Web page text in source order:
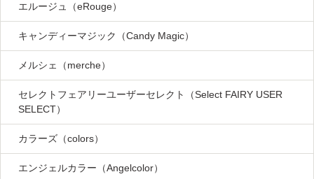
エルージュ（eRouge）
キャンディーマジック（Candy Magic）
メルシェ（merche）
セレクトフェアリーユーザーセレクト（Select FAIRY USER
SELECT）
カラーズ（colors）
エンジェルカラー（Angelcolor）